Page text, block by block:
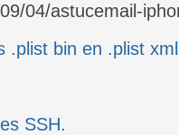
04/astucemail-
bin en .plist
SSH.